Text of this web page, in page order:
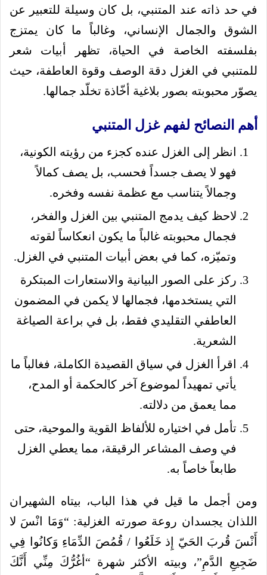
في حد ذاته عند المتنبي، بل كان وسيلة للتعبير عن
الشوق والجمال الإنساني، وغالباً ما كان يمتزج
بفلسفته الخاصة في الحياة، تظهر أبيات شعر
للمتنبي في الغزل دقة الوصف وقوة العاطفة، حيث
يصوّر محبوبته بصور بلاغية أخّاذة تخلّد جمالها.
أهم النصائح لفهم غزل المتنبي
انظر إلى الغزل عنده كجزء من رؤيته الكونية،
فهو لا يصف جسداً فحسب، بل يصف كمالاً
وجمالاً يتناسب مع عظمة نفسه وفخره.
لاحظ كيف يدمج المتنبي بين الغزل والفخر،
فجمال محبوبته غالباً ما يكون انعكاساً لقوته
وتميّزه، كما في بعض أبيات المتنبي في الغزل.
ركز على الصور البيانية والاستعارات المبتكرة
التي يستخدمها، فجمالها لا يكمن في المضمون
العاطفي التقليدي فقط، بل في براعة الصياغة
الشعرية.
اقرأ الغزل في سياق القصيدة الكاملة، فغالباً ما
يأتي تمهيداً لموضوع آخر كالحكمة أو المدح،
مما يعمق من دلالته.
تأمل في اختياره للألفاظ القوية والموحية، حتى
في وصف المشاعر الرقيقة، مما يعطي الغزل
طابعاً خاصاً به.
ومن أجمل ما قيل في هذا الباب، بيتاه الشهيران
اللذان يجسدان روعة صورته الغزلية: “وَمَا انْسَ لا
أَنْسَ قُربَ الحَيّ إِذ خَلَعُوا / قُمُصَ الدِّمَاءِ وَكانُوا فِي
ضَجِيعِ الدَّمِ”، وبيته الأكثر شهرة “أغُرُّكَ مِنِّي أَنَّكَ